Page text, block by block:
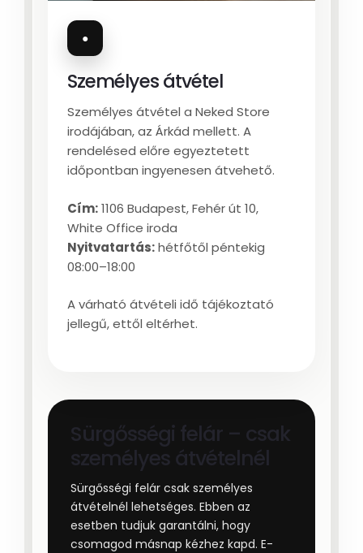
●
Személyes átvétel
Személyes átvétel a Neked Store
irodájában, az Árkád mellett. A
rendelésed előre egyeztetett
időpontban ingyenesen átvehető.
Cím:1106 Budapest, Fehér út 10,
White Office iroda
Nyitvatartás:hétfőtől péntekig
08:00–18:00
A várható átvételi idő tájékoztató
jellegű, ettől eltérhet.
Sürgősségi felár – csak
személyes átvételnél
Sürgősségi felár csak személyes
átvételnél lehetséges. Ebben az
esetben tudjuk garantálni, hogy
csomagod másnap kézhez kapd. E-